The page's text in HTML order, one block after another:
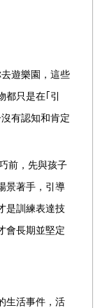
遊樂園，這些
只是在｢引
有認知和肯定
前，先與孩子
景著手，引導
是訓練表達技
會長期並堅定
生活事件，活